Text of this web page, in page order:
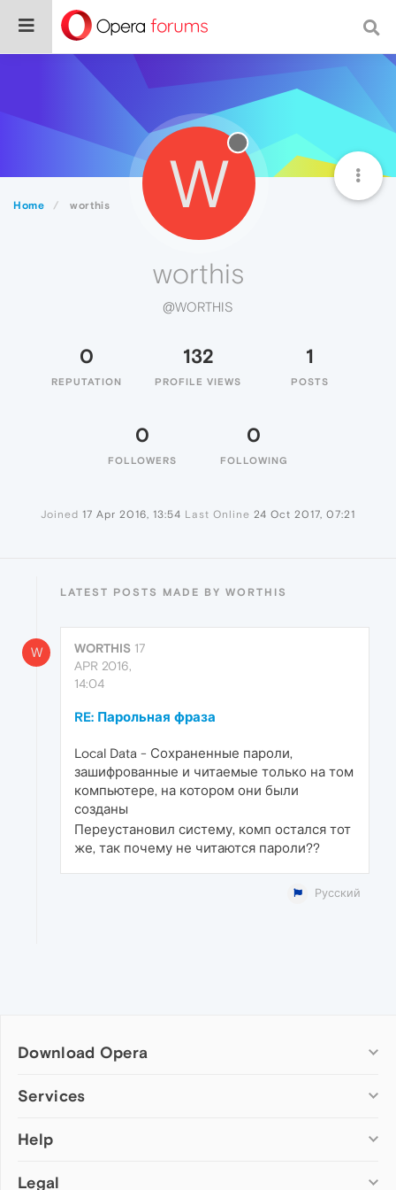
Home worthis W
worthis
@WORTHIS
0
REPUTATION
132
PROFILE VIEWS
1
POSTS
0
FOLLOWERS
0
FOLLOWING
Joined 17 Apr 2016, 13:54 Last Online 24 Oct 2017, 07:21
LATEST POSTS MADE BY WORTHIS
W WORTHIS 17
APR 2016,
14:04
RE: Парольная фраза
Local Data - Сохраненные пароли,
зашифрованные и читаемые только на том
компьютере, на котором они были
созданы
Переустановил систему, комп остался тот
же, так почему не читаются пароли??
Русский
Download Opera
Computer browsers
Opera for Mac
Opera beta version
Services
Add-ons
Wallpapers
Help
Help & support
Legal